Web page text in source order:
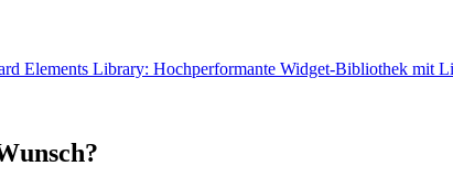
Elements Library: Hochperformante Widget-Bibliothek mit